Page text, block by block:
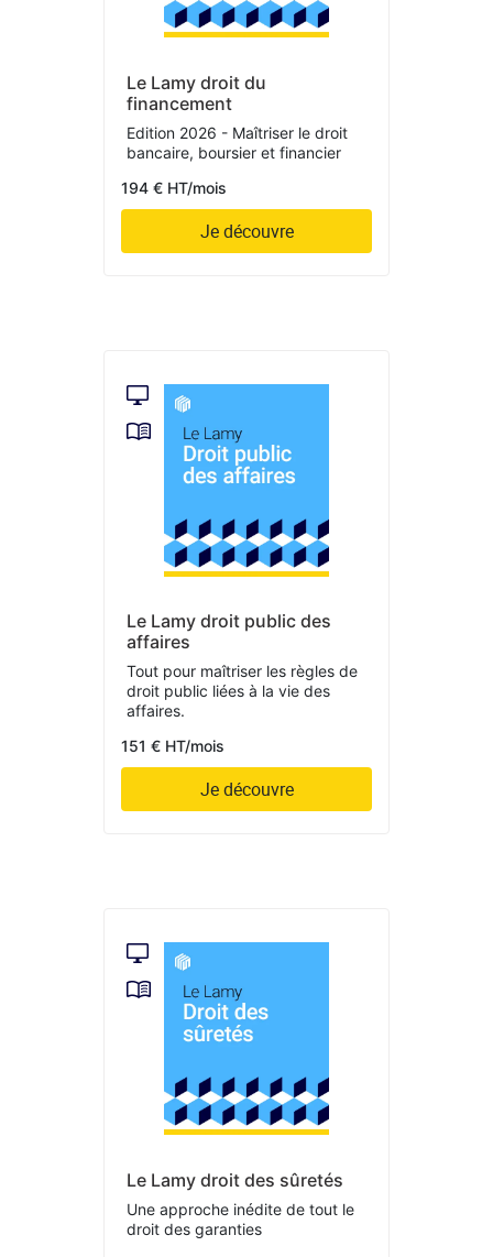
Le Lamy droit du
financement
Edition 2026 - Maîtriser le droit
bancaire, boursier et financier
194 € HT/mois
Je découvre
Le Lamy droit public des
affaires
Tout pour maîtriser les règles de
droit public liées à la vie des
affaires.
151 € HT/mois
Je découvre
Le Lamy droit des sûretés
Une approche inédite de tout le
droit des garanties